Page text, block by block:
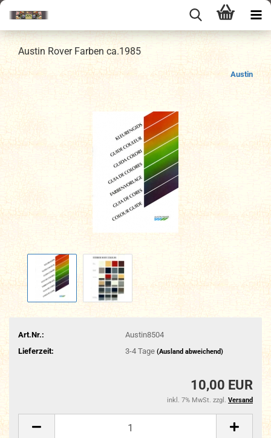
Austin Rover Farben ca.1985
Austin
Art.Nr.:
Austin8504
Lieferzeit:
3-4 Tage (Ausland abweichend)
10,00 EUR
inkl. 7% MwSt. zzgl. Versand